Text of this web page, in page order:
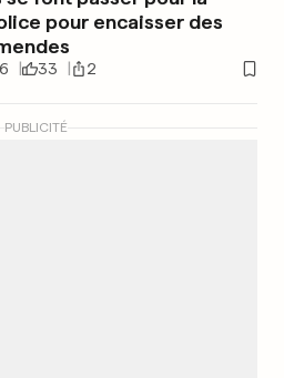
pour encaisser des
33 2
PUBLICITÉ